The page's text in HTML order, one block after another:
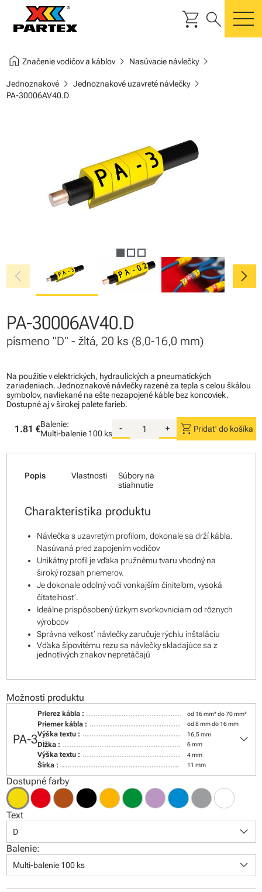
shopping_cart search
home Značenie vodičov a káblovchevron_right Nasúvacie návlečkychevron_right
Jednoznakovéchevron_right Jednoznakové uzavreté návlečkychevron_right
PA-30006AV40.D
chevron_left chevron_right
PA-30006AV40.D
písmeno "D" - žltá, 20 ks (8,0-16,0 mm)
Na použitie v elektrických, hydraulických a pneumatických
zariadeniach. Jednoznakové návlečky razené za tepla s celou škálou
symbolov, navliekané na ešte nezapojené káble bez koncoviek.
Dostupné aj v širokej palete farieb.
1.81 €Balenie:
Multi-balenie 100 ks
- + shopping_cart Pridať do košíka
Popis Vlastnosti
Súbory na
stiahnutie
Charakteristika produktu
Návlečka s uzavretým profilom, dokonale sa drží kábla.
Nasúvaná pred zapojením vodičov
Unikátny profil je vďaka pružnému tvaru vhodný na
široký rozsah priemerov.
Je dokonale odolný voči vonkajším činiteľom, vysoká
čitateľnosť.
Ideálne prispôsobený úzkym svorkovniciam od rôznych
výrobcov
Správna veľkosť návlečky zaručuje rýchlu inštaláciu
Vďaka šípovitému rezu sa návlečky skladajúce sa z
jednotlivých znakov nepretáčajú
Možnosti produktu
PA-3
Prierez kábla : od 16 mm² do 70 mm²
Priemer kábla : od 8 mm do 16 mm
Výška textu : 16,5 mm
Dĺžka : 6 mm
Výška textu : 4 mm
Šírka : 11 mm
keyboard_arrow_down
Dostupné farby
Text
D keyboard_arrow_down
Balenie:
Multi-balenie 100 ks keyboard_arrow_down